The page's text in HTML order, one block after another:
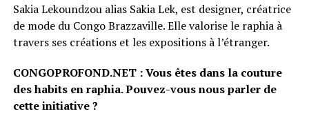
Sakia Lekoundzou alias Sakia Lek, est designer, créatrice
de mode du Congo Brazzaville. Elle valorise le raphia à
travers ses créations et les expositions à l’étranger.
CONGOPROFOND.NET : Vous êtes dans la couture
des habits en raphia. Pouvez-vous nous parler de
cette initiative ?